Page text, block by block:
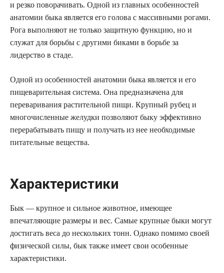
и резко поворачивать. Одной из главных особенностей
анатомии быка является его голова с массивными рогами.
Рога выполняют не только защитную функцию, но и
служат для борьбы с другими биками в борьбе за
лидерство в стаде.
Одной из особенностей анатомии быка является и его
пищеварительная система. Она предназначена для
переваривания растительной пищи. Крупный рубец и
многочисленные желудки позволяют быку эффективно
перерабатывать пищу и получать из нее необходимые
питательные вещества.
Характеристики
Бык — крупное и сильное животное, имеющее
впечатляющие размеры и вес. Самые крупные быки могут
достигать веса до нескольких тонн. Однако помимо своей
физической силы, бык также имеет свои особенные
характеристики.